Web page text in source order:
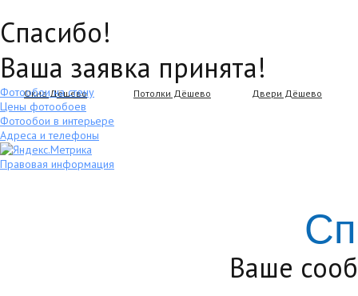
Спасибо!
Ваша заявка принята!
Окна Дёшево Потолки Дёшево Двери Дёшево
Фотообои на стену
Цены фотообоев
Фотообои в интерьере
Адреса и телефоны
Правовая информация
Ваше